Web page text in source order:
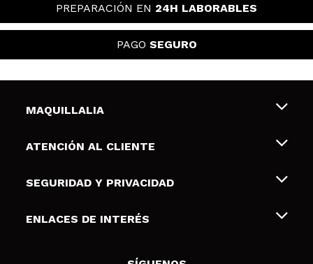
PREPARACIÓN EN 24H LABORABLES
PAGO SEGURO
MAQUILLALIA
Sobre nosotros
Tarjetas de Regalo
ATENCIÓN AL CLIENTE
Envíos y devoluciones
Formas de pago
SEGURIDAD Y PRIVACIDAD
Terminos y condiciones de uso
Política de cookies
ENLACES DE INTERÉS